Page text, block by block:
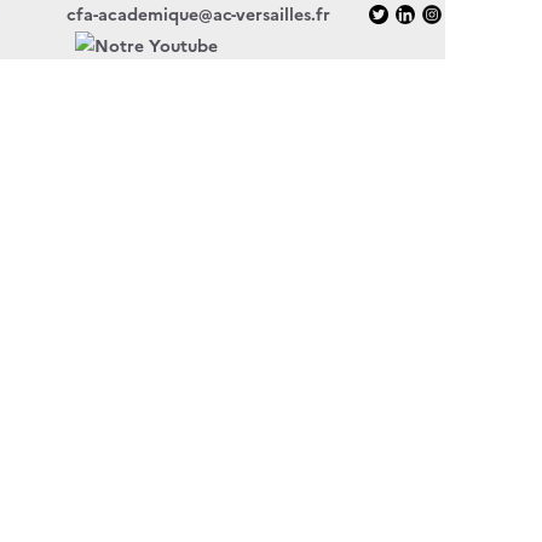
cfa-academique@ac-versailles.fr